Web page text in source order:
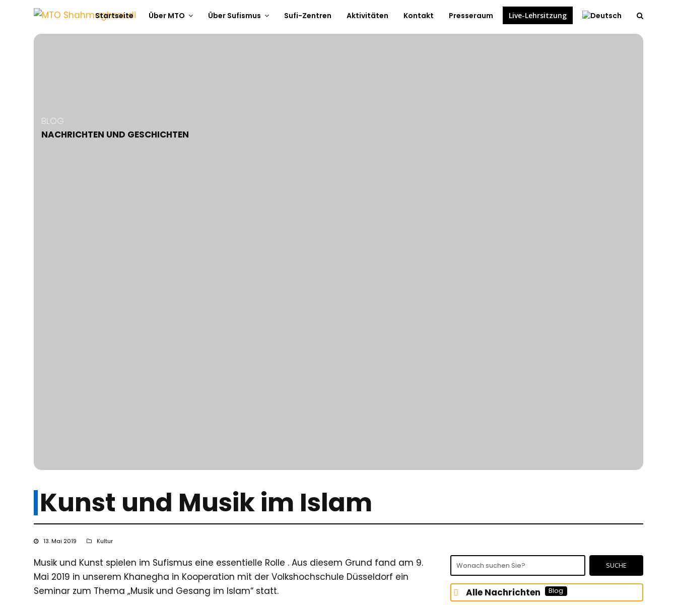
Startseite Über MTO Über Sufismus Sufi-Zentren Aktivitäten Kontakt Presseraum Live-Lehrsitzung
BLOG
NACHRICHTEN UND GESCHICHTEN
Kunst und Musik im Islam
13. Mai 2019 Kultur
Musik und Kunst spielen im Sufismus eine essentielle Rolle . Aus diesem Grund fand am 9.
Mai 2019 in unserem Khanegha in Kooperation mit der Volkshochschule Düsseldorf ein
Seminar zum Thema „Musik und Gesang im Islam“ statt.
Wonach
suchen
SUCHE
Alle Nachrichten Blog